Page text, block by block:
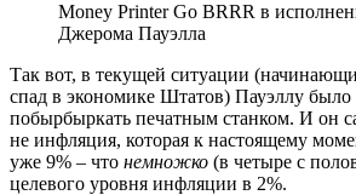
Money Printer Go BRRR в
Джерома Пауэлла
Так вот, в текущей ситуации
спад в экономике Штатов) Пауэллу
побырбыркать печатным станком. И он
не инфляция, которая к настоящему
уже 9% – что немножко (в четыре с
целевого уровня инфляции в 2%.